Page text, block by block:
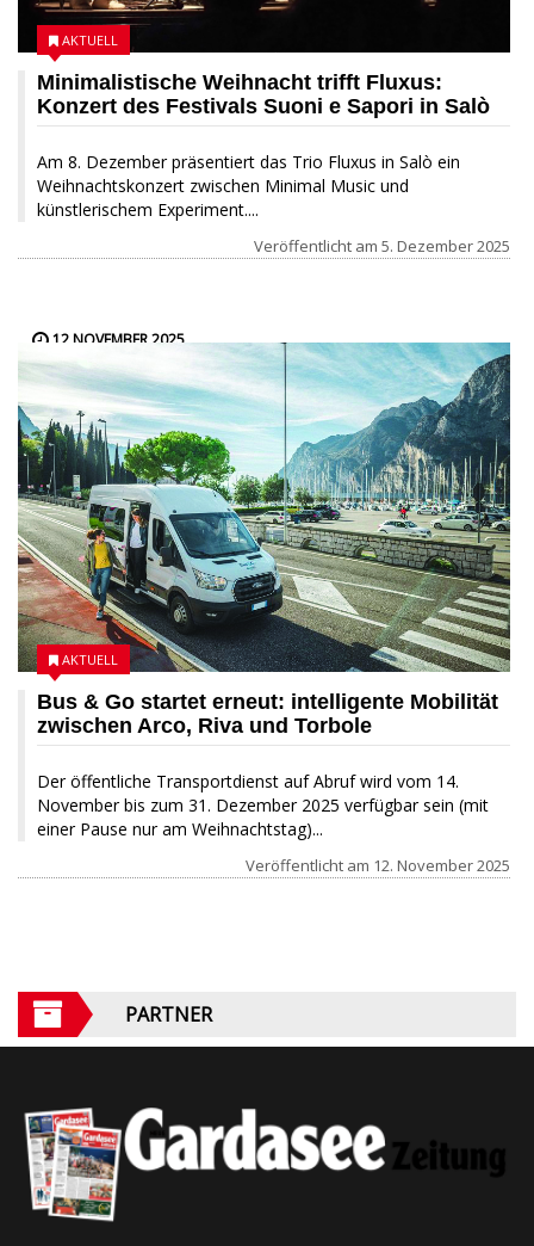
Minimalistische Weihnacht trifft Fluxus:
Konzert des Festivals Suoni e Sapori in Salò
Am 8. Dezember präsentiert das Trio Fluxus in Salò ein
Weihnachtskonzert zwischen Minimal Music und
künstlerischem Experiment....
AKTUELL
Veröffentlicht am 5. Dezember 2025
12 NOVEMBER 2025
Bus & Go startet erneut: intelligente Mobilität
zwischen Arco, Riva und Torbole
Der öffentliche Transportdienst auf Abruf wird vom 14.
November bis zum 31. Dezember 2025 verfügbar sein (mit
einer Pause nur am Weihnachtstag)...
AKTUELL
Veröffentlicht am 12. November 2025
PARTNER